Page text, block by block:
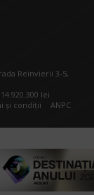
Reinvierii 3-5,
lei
și condiții ANPC